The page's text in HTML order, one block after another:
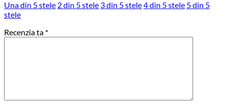
Una din 5 stele 2 din 5 stele 3 din 5 stele4 din 5 stele 5 din 5
stele
Recenzia ta *